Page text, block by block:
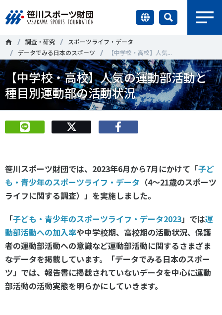
財団情報
研究員紹介
調査・研究
社会づくり
知る学ぶ
ニュース
お問い合わせ・お申し込み
＃誰が子どものスポーツをささえるのか ＃部活動
＃アクティブなまちづくり ＃日本人の身体活動と健康寿命
＃障害者スポーツ ＃スポーツ基本計画
調査・研究
スポーツライフ・データ
スポーツ白書
政策提言
子どものスポーツ
障害者スポーツ
調査・研究
スポーツライフ・データ
データでみる日本のスポーツ
【中学校・高校】人気...
【中学校・高校】人気の運動部活動と
種目別運動部の活動状況
笹川スポーツ財団では、2023年6月から7月にかけて「子ど
も・青少年のスポーツライフ・データ （4～21歳のスポーツ
ライフに関する調査）」を実施しました。
「子ども・青少年のスポーツライフ・データ2023」では運
動部活動への加入率や中学校期、高校期の活動状況、保護
者の運動部活動への意識など運動部活動に関するさまざま
なデータを掲載しています。「データでみる日本のスポー
ツ」では、報告書に掲載されていないデータを中心に運動
部活動の活動実態を明らかにしていきます。